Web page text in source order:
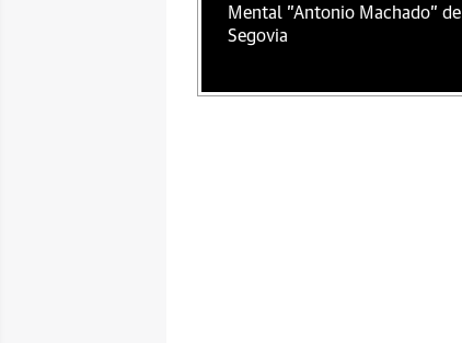
Mental "Antonio Machado" de
Segovia